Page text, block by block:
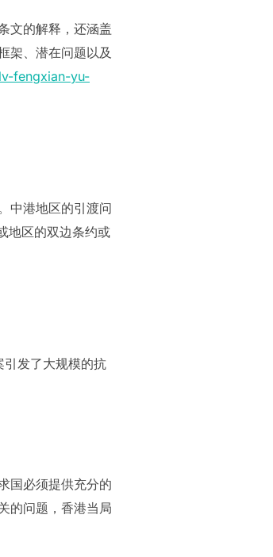
文的解释，还涵盖
架、潜在问题以及
fengxian-yu-
中港地区的引渡问
地区的双边条约或
发了大规模的抗
国必须提供充分的
的问题，香港当局